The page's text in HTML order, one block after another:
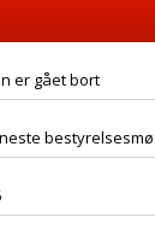
er gået bort